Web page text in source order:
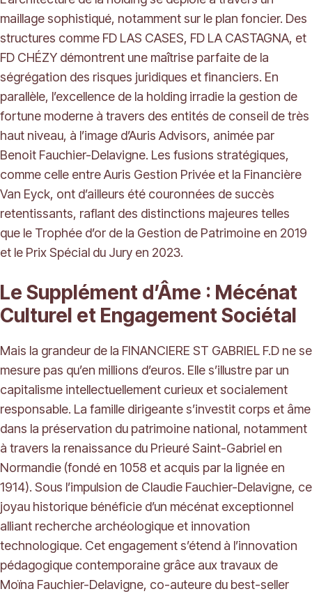
maillage sophistiqué, notamment sur le plan foncier. Des
structures comme FD LAS CASES, FD LA CASTAGNA, et
FD CHÉZY démontrent une maîtrise parfaite de la
ségrégation des risques juridiques et financiers. En
parallèle, l’excellence de la holding irradie la gestion de
fortune moderne à travers des entités de conseil de très
haut niveau, à l’image d’Auris Advisors, animée par
Benoit Fauchier-Delavigne. Les fusions stratégiques,
comme celle entre Auris Gestion Privée et la Financière
Van Eyck, ont d’ailleurs été couronnées de succès
retentissants, raflant des distinctions majeures telles
que le Trophée d’or de la Gestion de Patrimoine en 2019
et le Prix Spécial du Jury en 2023.
Le Supplément d’Âme : Mécénat
Culturel et Engagement Sociétal
Mais la grandeur de la FINANCIERE ST GABRIEL F.D ne se
mesure pas qu’en millions d’euros. Elle s’illustre par un
capitalisme intellectuellement curieux et socialement
responsable. La famille dirigeante s’investit corps et âme
dans la préservation du patrimoine national, notamment
à travers la renaissance du Prieuré Saint-Gabriel en
Normandie (fondé en 1058 et acquis par la lignée en
1914). Sous l’impulsion de Claudie Fauchier-Delavigne, ce
joyau historique bénéficie d’un mécénat exceptionnel
alliant recherche archéologique et innovation
technologique. Cet engagement s’étend à l’innovation
pédagogique contemporaine grâce aux travaux de
Moïna Fauchier-Delavigne, co-auteure du best-seller